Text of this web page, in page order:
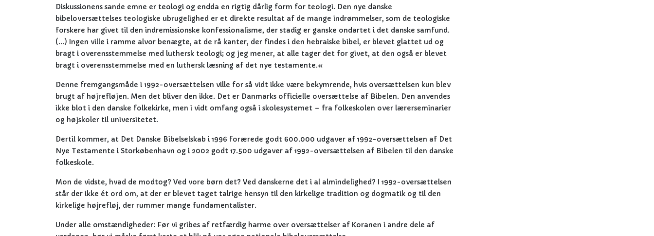
Diskussionens sande emne er teologi og endda en rigtig dårlig form for teologi. Den nye danske
bibeloversættelses teologiske ubrugelighed er et direkte resultat af de mange indrømmelser, som de teologiske
forskere har givet til den indremissionske konfessionalisme, der stadig er ganske ondartet i det danske samfund.
(...) Ingen ville i ramme alvor benægte, at de rå kanter, der findes i den hebraiske bibel, er blevet glattet ud og
bragt i overensstemmelse med luthersk teologi; og jeg mener, at alle tager det for givet, at den også er blevet
bragt i overensstemmelse med en luthersk læsning af det nye testamente.«
Denne fremgangsmåde i 1992-oversættelsen ville for så vidt ikke være bekymrende, hvis oversættelsen kun blev
brugt af højrefløjen. Men det bliver den ikke. Det er Danmarks officielle oversættelse af Bibelen. Den anvendes
ikke blot i den danske folkekirke, men i vidt omfang også i skolesystemet – fra folkeskolen over lærerseminarier
og højskoler til universitetet.
Dertil kommer, at Det Danske Bibelselskab i 1996 forærede godt 600.000 udgaver af 1992-oversættelsen af Det
Nye Testamente i Storkøbenhavn og i 2002 godt 17.500 udgaver af 1992-oversættelsen af Bibelen til den danske
folkeskole.
Mon de vidste, hvad de modtog? Ved vore børn det? Ved danskerne det i al almindelighed? I 1992-oversættelsen
står der ikke ét ord om, at der er blevet taget talrige hensyn til den kirkelige tradition og dogmatik og til den
kirkelige højrefløj, der rummer mange fundamentalister.
Under alle omstændigheder: Før vi gribes af retfærdig harme over oversættelser af Koranen i andre dele af